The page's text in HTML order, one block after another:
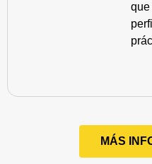
que
MÁS